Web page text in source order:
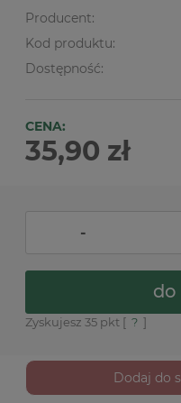
Producent:
Kod produktu:
Dostępność:
CENA:
35,90 zł
-
do
Zyskujesz 35 pkt [ ? ]
Dodaj do